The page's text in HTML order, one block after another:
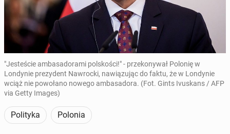
"Jesteście ambasadorami polskości!" - przekonywał Polonię w
Londynie prezydent Nawrocki, nawiązując do faktu, że w Londynie
wciąż nie powołano nowego ambasadora. (Fot. Gints Ivuskans / AFP
via Getty Images)
Polityka Polonia